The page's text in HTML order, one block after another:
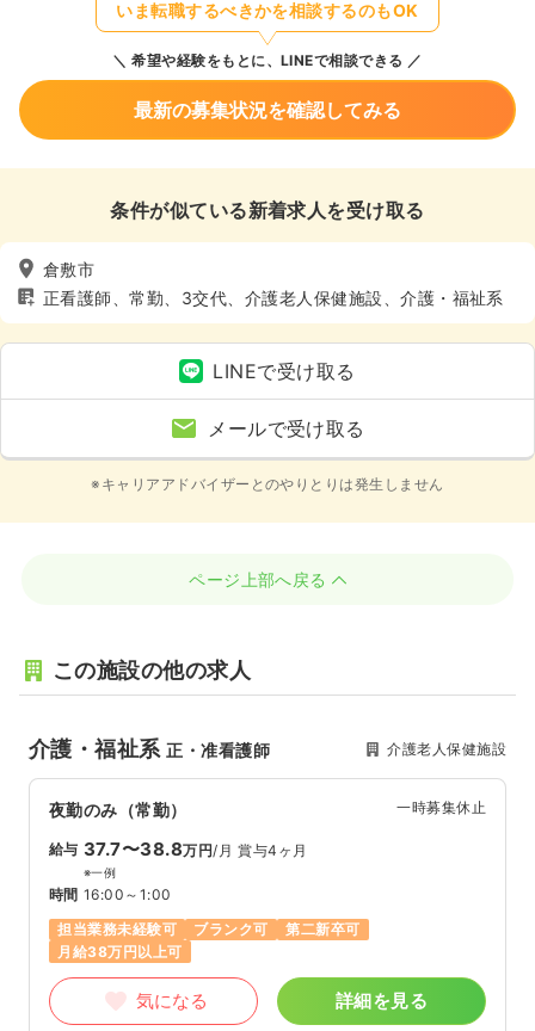
いま転職するべきかを相談するのもOK
希望や経験をもとに、LINEで相談できる
最新の募集状況を確認してみる
条件が似ている新着求人を受け取る
倉敷市
正看護師、常勤、3交代、介護老人保健施設、介護・福祉系
LINEで受け取る
メールで受け取る
※キャリアアドバイザーとのやりとりは発生しません
ページ上部へ戻る
この施設の他の求人
介護・福祉系正・准看護師 介護老人保健施設
夜勤のみ（常勤） 一時募集休止
給与 37.7〜38.8万円/月 賞与4ヶ月
※一例
時間 16:00～1:00
担当業務未経験可
ブランク可
第二新卒可
月給38万円以上可
気になる 詳細を見る